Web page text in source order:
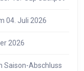
04. Juli 2026
2026
Saison-Abschluss